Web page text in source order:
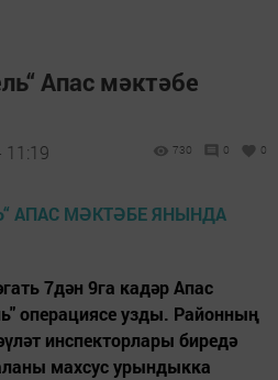
Апас мәктәбе
11:19 730 0 0
7дән 9га кадәр Апас
операциясе узды. Районның
инспекторлары биредә
махсус урындыкка